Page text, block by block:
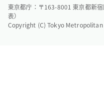
東京都庁：〒163-8001 東京都新
表）
Copyright (C) Tokyo